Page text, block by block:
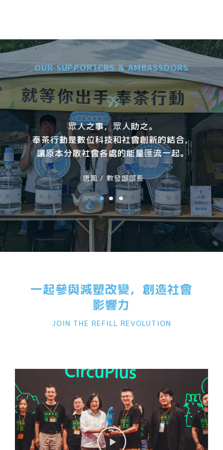
OUR SUPPORTERS & AMBASSDORS
唐鳳 / 數發部部長
眾人之事，眾人助之。
奉茶行動是數位科技和社會創新的結合，
讓原本分散社會各處的能量匯流一起。
一起參與減塑改變，創造社會
影響力
JOIN THE REFILL REVOLUTION